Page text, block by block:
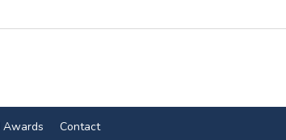
Awards Contact